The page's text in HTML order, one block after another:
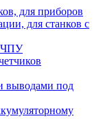
для приборов
для станков с
ЧПУ
выводами под